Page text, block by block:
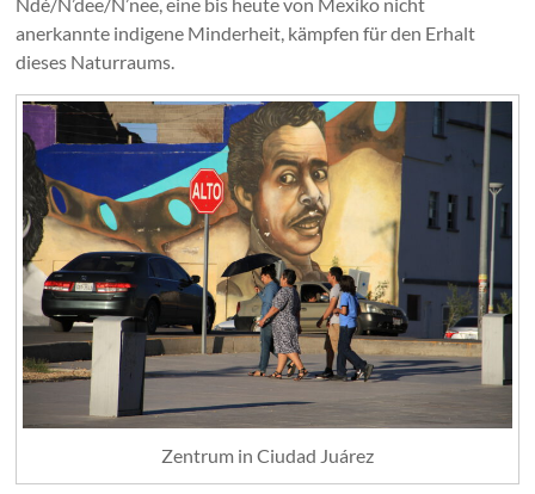
anerkannte indigene Minderheit, kämpfen für den Erhalt
dieses Naturraums.
Zentrum in Ciudad Juárez